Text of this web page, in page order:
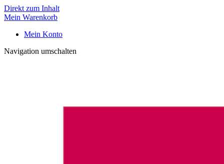
Direkt zum Inhalt
Mein Warenkorb
Mein Konto
Navigation umschalten